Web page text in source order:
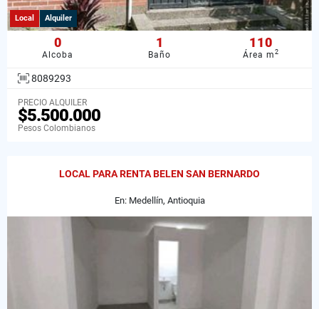
Local Alquiler
0
Alcoba
1
Baño
110
Área m2
8089293
PRECIO ALQUILER
$5.500.000
Pesos Colombianos
LOCAL PARA RENTA BELEN SAN BERNARDO
En: Medellín, Antioquia